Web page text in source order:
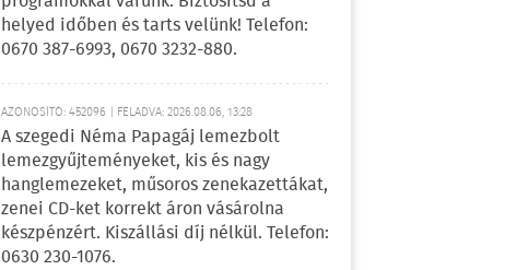
helyed időben és tarts velünk! Telefon:
0670 387-6993, 0670 3232-880.
AZONOSÍTÓ: 452096 | FELADVA: 2026.08.06, 13:28
A szegedi Néma Papagáj lemezbolt
lemezgyűjteményeket, kis és nagy
hanglemezeket, műsoros zenekazettákat,
zenei CD-ket korrekt áron vásárolna
készpénzért. Kiszállási díj nélkül. Telefon:
0630 230-1076.